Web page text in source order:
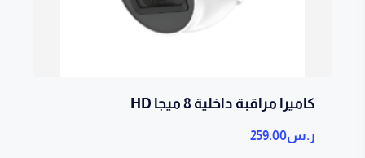
كاميرا مراقبة داخلية 8 ميجا HD
ر.س259.00